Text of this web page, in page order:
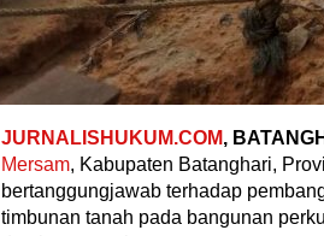
JURNALISHUKUM.COM,
Mersam, Kabupaten Batanghari,
bertanggungjawab terhadap
timbunan tanah pada bangunan